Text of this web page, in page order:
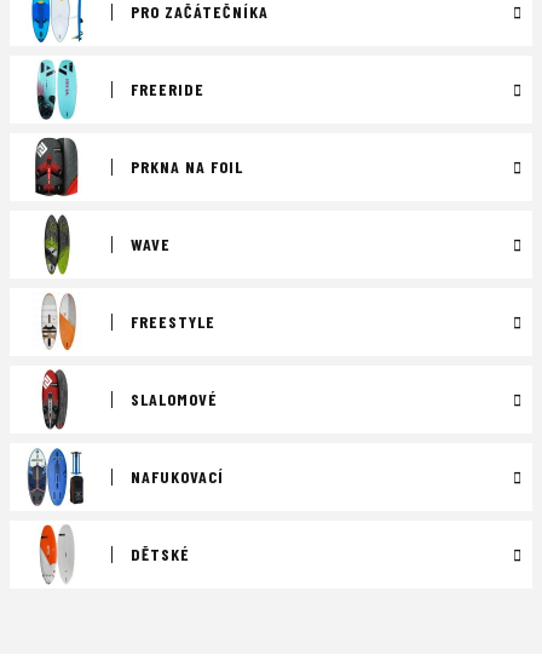
PRO ZAČÁTEČNÍKA
FREERIDE
PRKNA NA FOIL
WAVE
FREESTYLE
SLALOMOVÉ
NAFUKOVACÍ
DĚTSKÉ